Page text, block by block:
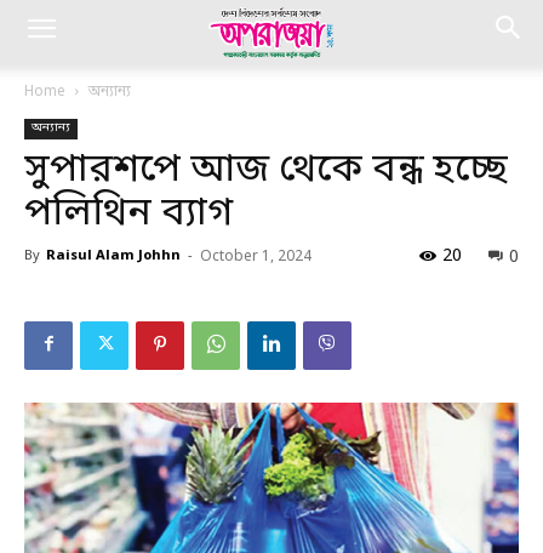
Home অন্যান্য
অন্যান্য
সুপারশপে আজ থেকে বন্ধ হচ্ছে
পলিথিন ব্যাগ
By Raisul Alam Johhn - October 1, 2024 0
20